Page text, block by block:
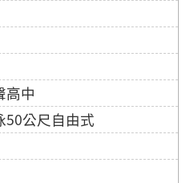
高中
50公尺自由式